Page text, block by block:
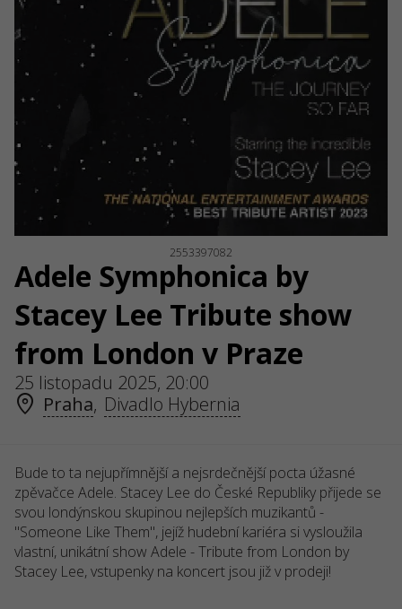
2553397082
Adele Symphonica by
Stacey Lee Tribute show
from London v Praze
25 listopadu 2025, 20:00
Praha, Divadlo Hybernia
Bude to ta nejupřímnější a nejsrdečnější pocta úžasné
zpěvačce Adele. Stacey Lee do České Republiky přijede se
svou londýnskou skupinou nejlepších muzikantů -
"Someone Like Them", jejíž hudební kariéra si vysloužila
vlastní, unikátní show Adele - Tribute from London by
Stacey Lee, vstupenky na koncert jsou již v prodeji!